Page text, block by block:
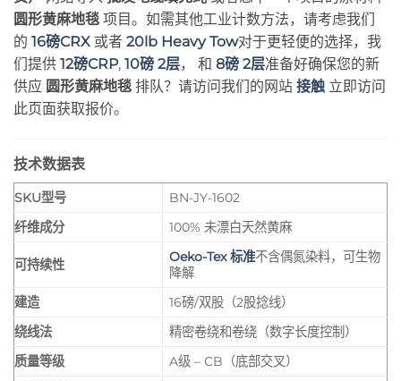
圆形黄麻地毯 项目。如需其他工业计数方法，请考虑我们
的 16磅CRX 或者 20lb Heavy Tow对于更轻便的选择，我
们提供 12磅CRP, 10磅 2层， 和 8磅 2层准备好确保您的新
供应 圆形黄麻地毯 排队？请访问我们的网站 接触 立即访问
此页面获取报价。
技术数据表
SKU型号
BN-JY-1602
纤维成分
100% 未漂白天然黄麻
可持续性 Oeko-Tex 标准不含偶氮染料，可生物
降解
建造
16磅/双股（2股捻线）
绕线法
精密卷绕和卷绕（数字长度控制）
质量等级
A级 – CB（底部交叉）